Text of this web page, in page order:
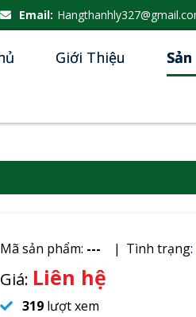
Email:
Giới Thiệu
Mã sản phẩm: --- Tình trạng:
Giá: Liên hệ
319 lượt xem